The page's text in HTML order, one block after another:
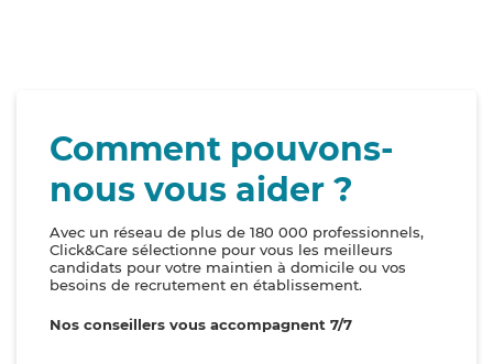
Comment pouvons-
nous vous aider ?
Avec un réseau de plus de 180 000 professionnels,
Click&Care sélectionne pour vous les meilleurs
candidats pour votre maintien à domicile ou vos
besoins de recrutement en établissement.
Nos conseillers vous accompagnent 7/7